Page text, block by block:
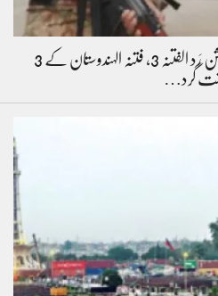
بلوچستان: سیکیورٹی فورسز کا آپریشن رَد الفتنہ 3، فتنہ الہندوستان کے 3
گرد…